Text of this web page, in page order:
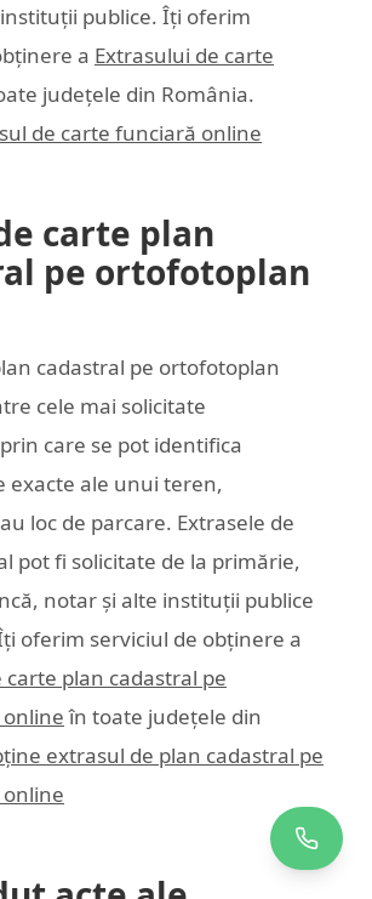
publice. Îți oferim
a Extrasului de carte
județele din România.
de carte funciară online
carte plan
pe ortofotoplan
cadastral pe ortofotoplan
cele mai solicitate
care se pot identifica
exacte ale unui teren,
loc de parcare. Extrasele de
pot fi solicitate de la primărie,
notar și alte instituții publice
oferim serviciul de obținere a
carte plan cadastral pe
în toate județele din
extrasul de plan cadastral pe